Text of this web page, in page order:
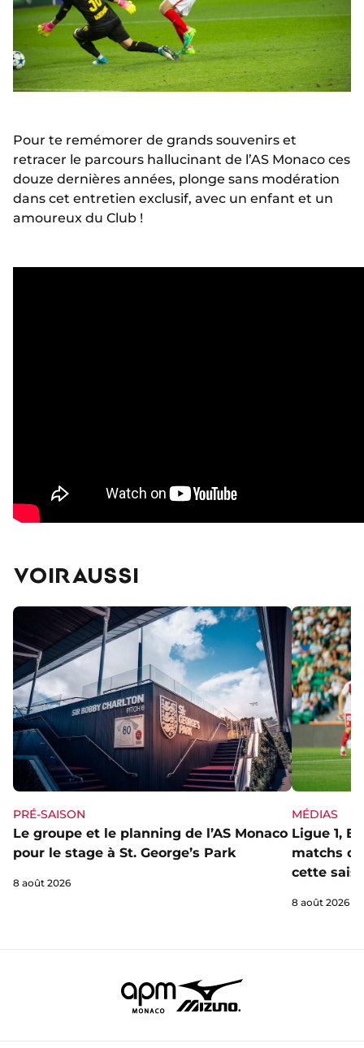
Pour te remémorer de grands souvenirs et
retracer le parcours hallucinant de l’AS Monaco ces
douze dernières années, plonge sans modération
dans cet entretien exclusif, avec un enfant et un
amoureux du Club !
VOIR AUSSI
PRÉ-SAISON
Le groupe et le planning de l’AS Monaco
pour le stage à St. George’s Park
8 août 2026
MÉDIAS
Ligue 1,
matchs
cette
8 août 2026